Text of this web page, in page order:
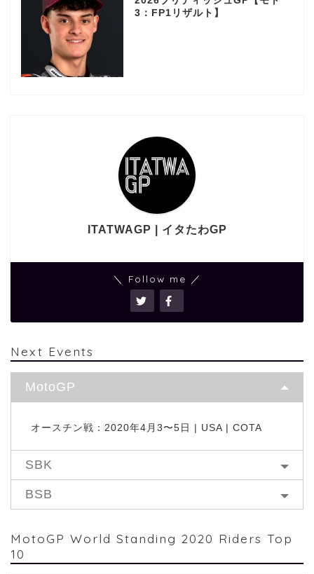
3：FP1リザルト】
ITATWAGP | イタたわGP
＼ Follow me ／
Next Events
MotoGP
オースチン戦：2020年4月3〜5日 | USA | COTA
SBK
BSB
MotoGP World Standing 2020 Riders Top
10